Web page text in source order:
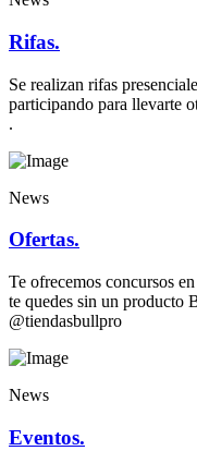
Rifas.
Se realizan rifas
participando para llevarte
.
News
Ofertas.
Te ofrecemos concursos
te quedes sin un producto
@tiendasbullpro
News
Eventos.